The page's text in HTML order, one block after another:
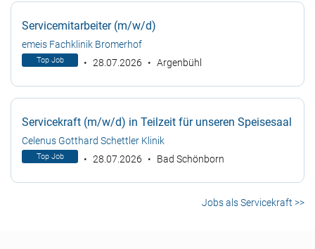
Servicemitarbeiter (m/w/d)
emeis Fachklinik Bromerhof
Top Job 28.07.2026 Argenbühl
Servicekraft (m/w/d) in Teilzeit für unseren Speisesaal
Celenus Gotthard Schettler Klinik
Top Job 28.07.2026 Bad Schönborn
Jobs als Servicekraft >>